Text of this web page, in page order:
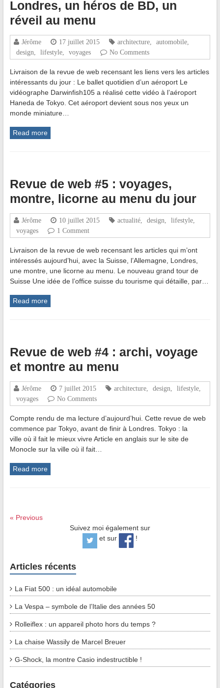
Londres, un héros de BD, un
réveil au menu
Jérôme 17 juillet 2015 architecture, automobile,
design
lifestyle, voyages No Comments
Livraison de la revue de web recensant les liens vers les articles
intéressants du jour : Le ballet quotidien d’un aéroport Le
vidéographe Darwinfish105 a réalisé cette vidéo à l’aéroport
Haneda de Tokyo. Cet aéroport devient sous nos yeux un
monde miniature…
Read more
Revue de web #5 : voyages,
montre, licorne au menu du jour
Jérôme 10 juillet 2015 actualité, design lifestyle,
voyages
1 Comment
Livraison de la revue de web recensant les articles qui m’ont
intéressés aujourd’hui, avec la Suisse, l’Allemagne, Londres,
une montre, une licorne au menu. Le nouveau grand tour de
Suisse Une idée de l’office suisse du tourisme qui détaille, par…
Read more
Revue de web #4 : archi, voyage
et montre au menu
Jérôme 7 juillet 2015 architecture, design lifestyle,
voyages
No Comments
Compte rendu de ma lecture d’aujourd’hui. Cette revue de web
commence par Tokyo, avant de finir à Londres. Tokyo : la
ville où il fait le mieux vivre Article en anglais sur le site de
Monocle sur la ville où il fait…
Read more
« Previous
Suivez moi également sur
et sur
!
Articles récents
La Fiat 500 : un idéal automobile
La Vespa – symbole de l’Italie des années 50
Rolleiflex : un appareil photo hors du temps ?
La chaise Wassily de Marcel Breuer
G-Shock, la montre Casio indestructible !
Catégories